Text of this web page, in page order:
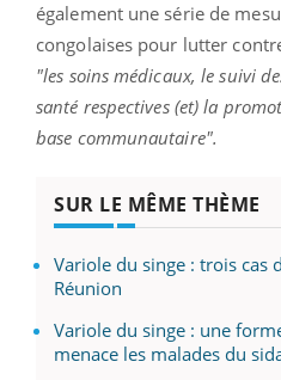
également une série de
congolaises pour lutter
"les soins médicaux, le suivi
santé respectives (et) la
base communautaire".
SUR LE MÊME THÈME
Variole du singe : trois cas
Réunion
Variole du singe : une
menace les malades du